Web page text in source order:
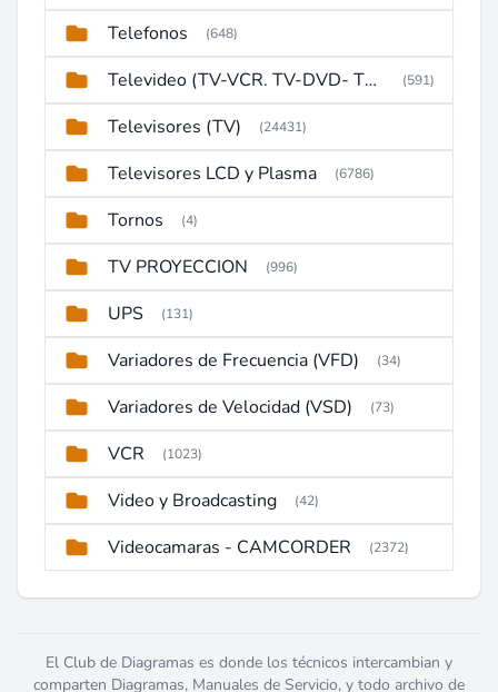
Telefonos (648)
Televideo (TV-VCR. TV-DVD- TV-DVD-VCR) (591)
Televisores (TV) (24431)
Televisores LCD y Plasma (6786)
Tornos (4)
TV PROYECCION (996)
UPS (131)
Variadores de Frecuencia (VFD) (34)
Variadores de Velocidad (VSD) (73)
VCR (1023)
Video y Broadcasting (42)
Videocamaras - CAMCORDER (2372)
El Club de Diagramas es donde los técnicos intercambian y
comparten Diagramas, Manuales de Servicio, y todo archivo de